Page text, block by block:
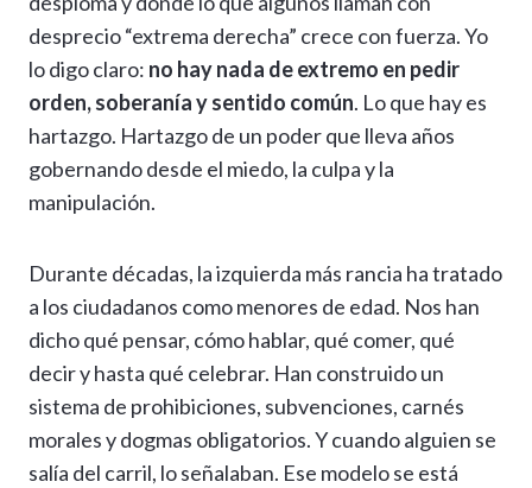
desprecio “extrema derecha” crece con fuerza. Yo
lo digo claro: no hay nada de extremo en pedir
orden, soberanía y sentido común. Lo que hay es
hartazgo. Hartazgo de un poder que lleva años
gobernando desde el miedo, la culpa y la
manipulación.
Durante décadas, la izquierda más rancia ha tratado
a los ciudadanos como menores de edad. Nos han
dicho qué pensar, cómo hablar, qué comer, qué
decir y hasta qué celebrar. Han construido un
sistema de prohibiciones, subvenciones, carnés
morales y dogmas obligatorios. Y cuando alguien se
salía del carril, lo señalaban. Ese modelo se está